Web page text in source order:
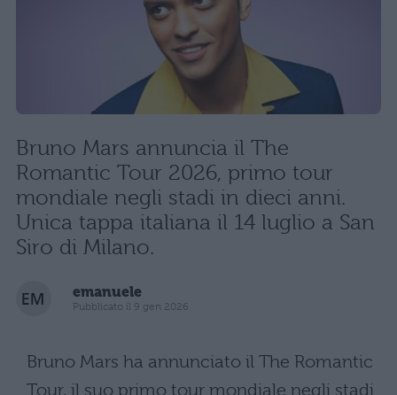
Bruno Mars annuncia il The
Romantic Tour 2026, primo tour
mondiale negli stadi in dieci anni.
Unica tappa italiana il 14 luglio a San
Siro di Milano.
emanuele
Pubblicato il 9 gen 2026
Bruno Mars ha annunciato il The Romantic
Tour, il suo primo tour mondiale negli stadi